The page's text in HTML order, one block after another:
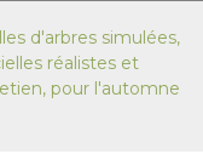
d'arbres simulées,
réalistes et
pour l'automne